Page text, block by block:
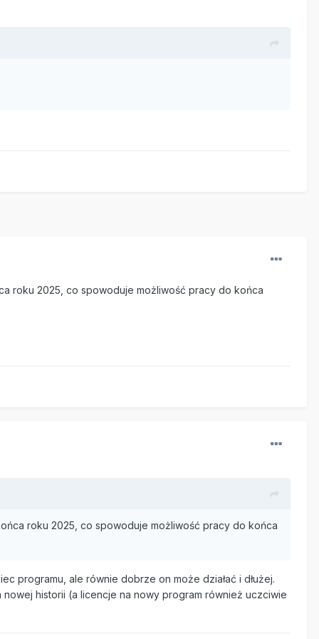
roku 2025, co spowoduje możliwość pracy do końca
roku 2025, co spowoduje możliwość pracy do końca
programu, ale równie dobrze on może działać i dłużej.
nowej historii (a licencje na nowy program również uczciwie